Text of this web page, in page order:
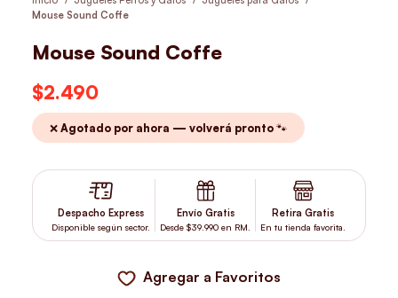
Mouse Sound Coffe
Mouse Sound Coffe
$2.490
❌ Agotado por ahora — volverá pronto 🐾
Despacho Express
Disponible según sector.
Envío Gratis
Desde $39.990 en RM.
Retira Gratis
En tu tienda favorita.
Agregar a Favoritos